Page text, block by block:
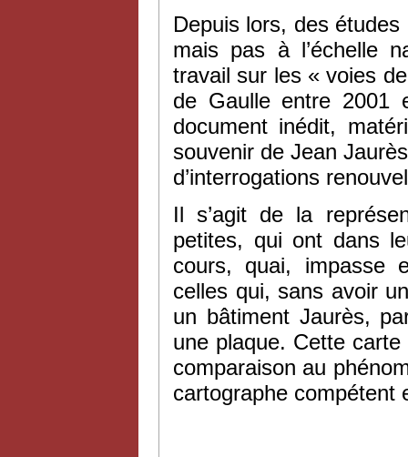
Depuis lors, des
mais pas à l’échelle
travail sur les « voies
de Gaulle entre 2001
document inédit,
souvenir de Jean
d’interrogations
Il s’agit de la
petites, qui ont dans
cours, quai, impasse
celles qui, sans avoir
un bâtiment Jaurès,
une plaque. Cette
comparaison au
cartographe compétent